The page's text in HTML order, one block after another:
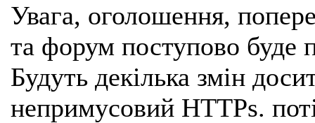
Увага, оголошення,
та форум поступово буде
Будуть декілька змін
непримусовий HTTPs.